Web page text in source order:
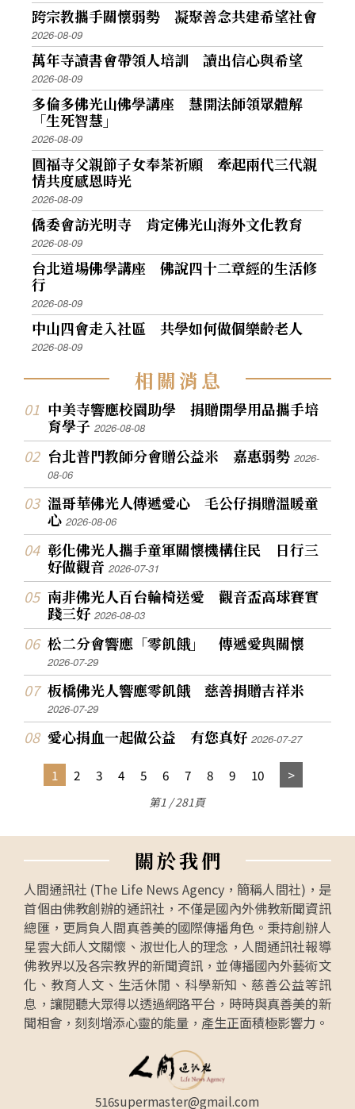
跨宗教攜手關懷弱勢 凝聚善念共建希望社會
2026-08-09
萬年寺讀書會帶領人培訓 讀出信心與希望
2026-08-09
多倫多佛光山佛學講座 慧開法師領眾體解
「生死智慧」
2026-08-09
圓福寺父親節子女奉茶祈願 牽起兩代三代親
情共度感恩時光
2026-08-09
僑委會訪光明寺 肯定佛光山海外文化教育
2026-08-09
台北道場佛學講座 佛說四十二章經的生活修
行
2026-08-09
中山四會走入社區 共學如何做個樂齡老人
2026-08-09
相關消息
中美寺響應校園助學 捐贈開學用品攜手培
育學子2026-08-08
台北普門教師分會贈公益米 嘉惠弱勢2026-
08-06
溫哥華佛光人傳遞愛心 毛公仔捐贈溫暖童
心2026-08-06
彰化佛光人攜手童軍關懷機構住民 日行三
好做觀音2026-07-31
南非佛光人百台輪椅送愛 觀音盃高球賽實
踐三好2026-08-03
松二分會響應「零飢餓」 傳遞愛與關懷
2026-07-29
板橋佛光人響應零飢餓 慈善捐贈吉祥米
2026-07-29
愛心捐血一起做公益 有您真好2026-07-27
1 2 3 4 5 6 7 8 9 10
第1 / 281頁
關於我們
人間通訊社 (The Life News Agency，簡稱人間社)，是
首個由佛教創辦的通訊社，不僅是國內外佛教新聞資訊
總匯，更肩負人間真善美的國際傳播角色。秉持創辦人
星雲大師人文關懷、淑世化人的理念，人間通訊社報導
佛教界以及各宗教界的新聞資訊，並傳播國內外藝術文
化、教育人文、生活休閒、科學新知、慈善公益等訊
息，讓閱聽大眾得以透過網路平台，時時與真善美的新
聞相會，刻刻增添心靈的能量，產生正面積極影響力。
516supermaster@gmail.com